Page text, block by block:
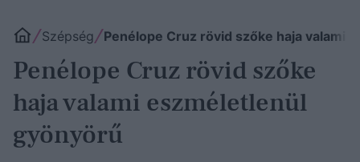
Szépség Penélope Cruz rövid szőke haja valami
Penélope Cruz rövid szőke
haja valami eszméletlenül
gyönyörű